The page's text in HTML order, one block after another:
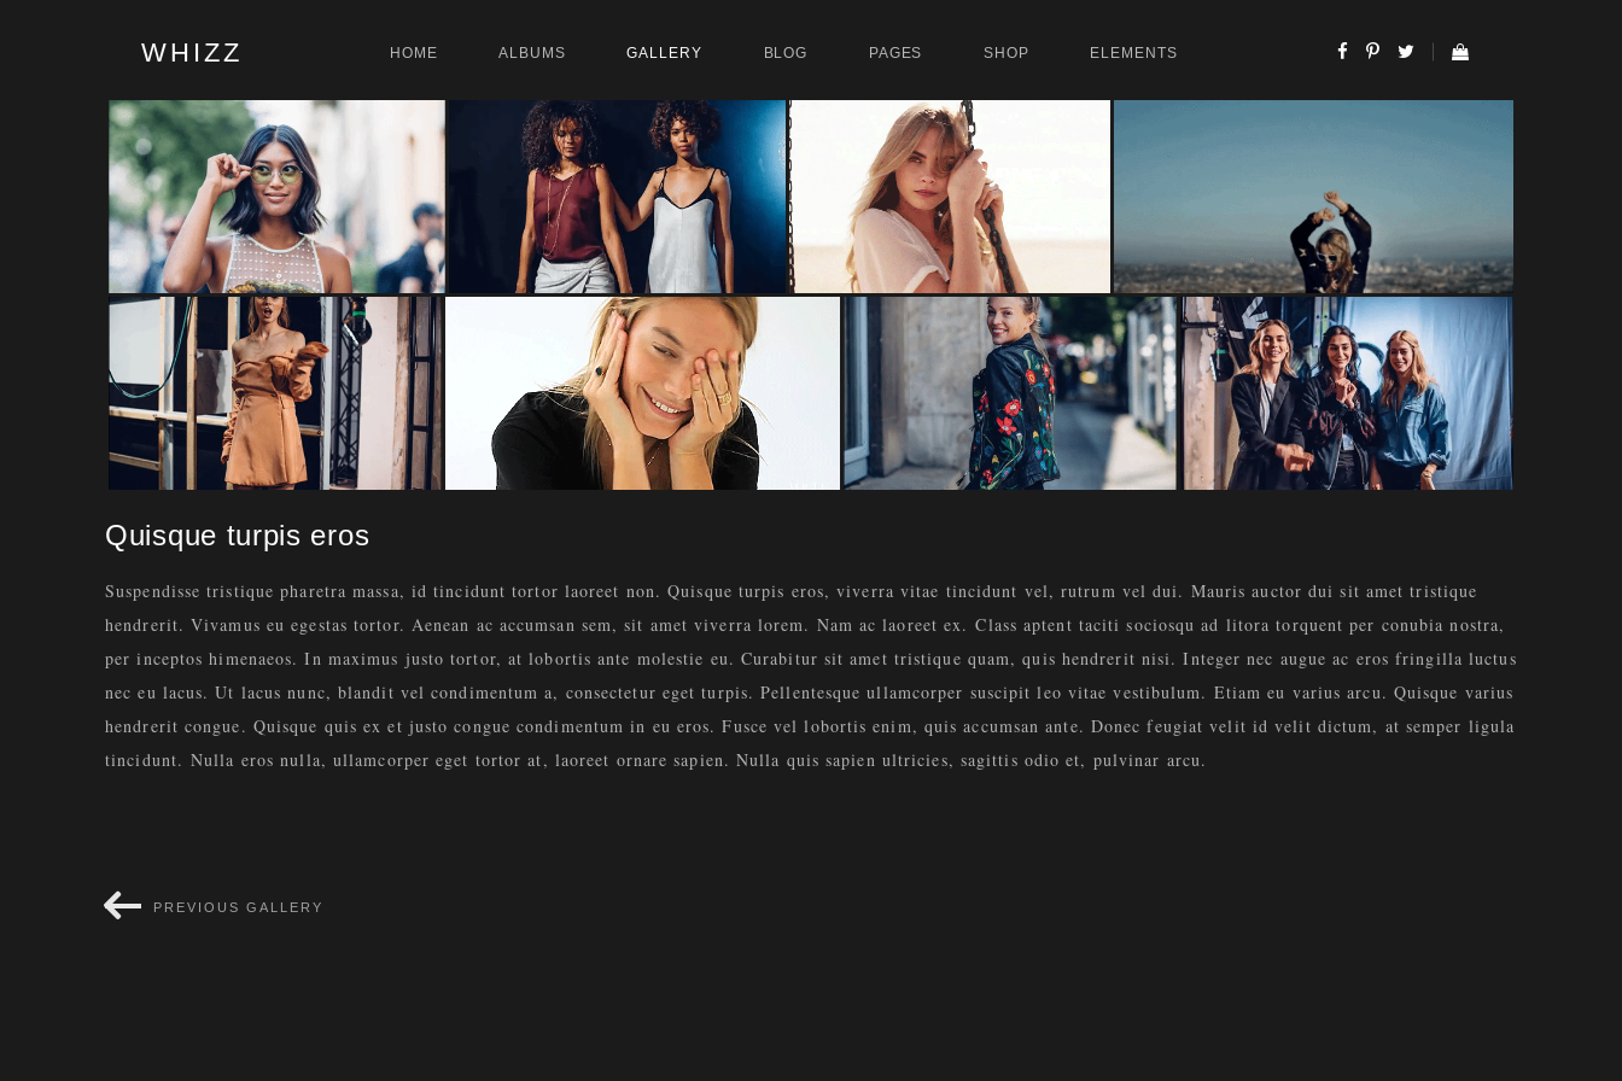
WHIZZ HOME ALBUMS GALLERY BLOG PAGES SHOP ELEMENTS
Quisque turpis eros
Suspendisse tristique pharetra massa, id tincidunt tortor laoreet non. Quisque turpis eros, viverra vitae tincidunt vel, rutrum vel dui. Mauris auctor dui sit amet tristique
hendrerit. Vivamus eu egestas tortor. Aenean ac accumsan sem, sit amet viverra lorem. Nam ac laoreet ex. Class aptent taciti sociosqu ad litora torquent per conubia nostra,
per inceptos himenaeos. In maximus justo tortor, at lobortis ante molestie eu. Curabitur sit amet tristique quam, quis hendrerit nisi. Integer nec augue ac eros fringilla luctus
nec eu lacus. Ut lacus nunc, blandit vel condimentum a, consectetur eget turpis. Pellentesque ullamcorper suscipit leo vitae vestibulum. Etiam eu varius arcu. Quisque varius
hendrerit congue. Quisque quis ex et justo congue condimentum in eu eros. Fusce vel lobortis enim, quis accumsan ante. Donec feugiat velit id velit dictum, at semper ligula
tincidunt. Nulla eros nulla, ullamcorper eget tortor at, laoreet ornare sapien. Nulla quis sapien ultricies, sagittis odio et, pulvinar arcu.
PREVIOUS GALLERY